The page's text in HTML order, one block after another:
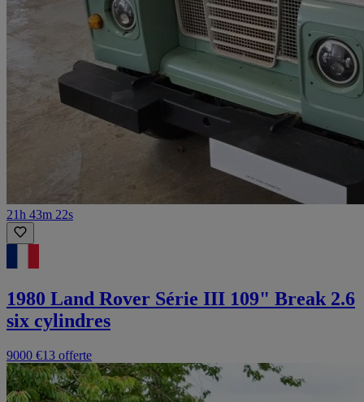
21h 43m 22s
1980 Land Rover Série III 109" Break 2.6
six cylindres
9000 €13 offerte